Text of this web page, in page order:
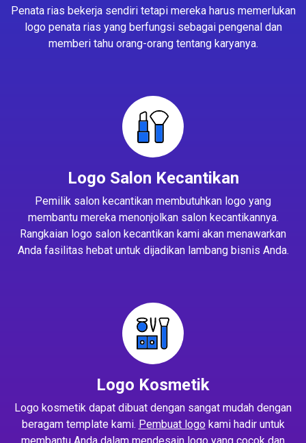
Penata rias bekerja sendiri tetapi mereka harus memerlukan
logo penata rias yang berfungsi sebagai pengenal dan
memberi tahu orang-orang tentang karyanya.
Logo Salon Kecantikan
Pemilik salon kecantikan membutuhkan logo yang
membantu mereka menonjolkan salon kecantikannya.
Rangkaian logo salon kecantikan kami akan menawarkan
Anda fasilitas hebat untuk dijadikan lambang bisnis Anda.
Logo Kosmetik
Logo kosmetik dapat dibuat dengan sangat mudah dengan
beragam template kami. Pembuat logokami hadir untuk